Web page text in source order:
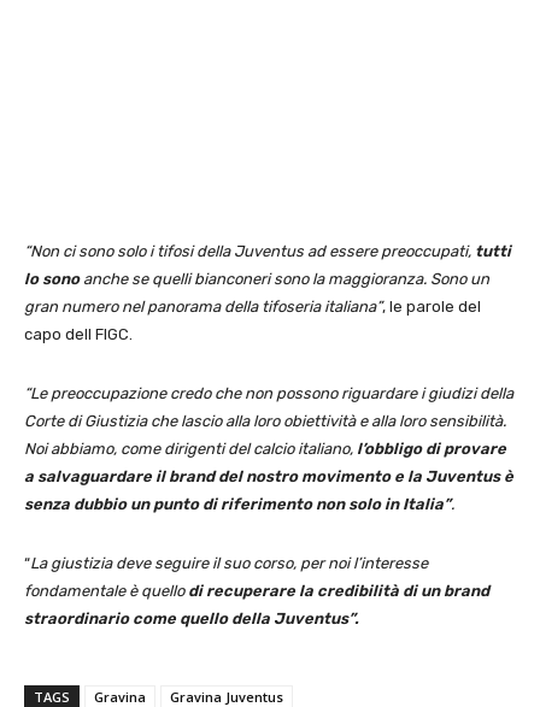
“Non ci sono solo i tifosi della Juventus ad essere preoccupati, tutti
lo sonoanche se quelli bianconeri sono la maggioranza. Sono un
gran numero nel panorama della tifoseria italiana”, le parole del
capo dell FIGC.
“Le preoccupazione credo che non possono riguardare i giudizi della
Corte di Giustizia che lascio alla loro obiettività e alla loro sensibilità.
Noi abbiamo, come dirigenti del calcio italiano, l’obbligo di provare
a salvaguardare il brand del nostro movimento e la Juventus è
senza dubbio un punto di riferimento non solo in Italia”.
“La giustizia deve seguire il suo corso, per noi l’interesse
fondamentale è quellodi recuperare la credibilità di un brand
straordinario come quello della Juventus”.
TAGS Gravina Gravina Juventus